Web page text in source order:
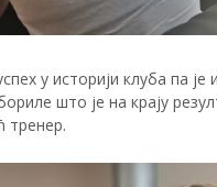
у историји клуба па
што је на крају
тренер.